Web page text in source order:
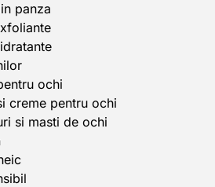
panza
ochi
creme pentru ochi
si masti de ochi